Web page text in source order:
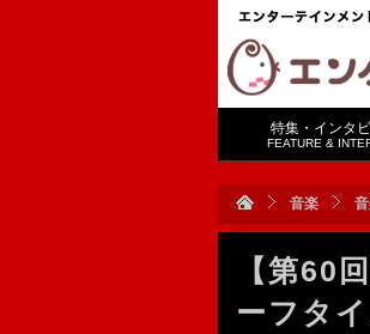
特集・インタ
FEATURE &
音楽
【第60
ーフタ